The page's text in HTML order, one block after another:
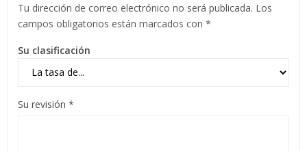
Tu dirección de correo electrónico no será publicada. Los
campos obligatorios están marcados con *
Su clasificación
Su revisión *